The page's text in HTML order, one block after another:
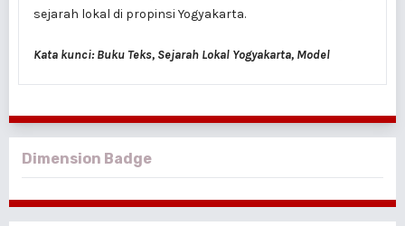
sejarah lokal di propinsi Yogyakarta.
Kata kunci: Buku Teks, Sejarah Lokal Yogyakarta, Model
Dimension Badge